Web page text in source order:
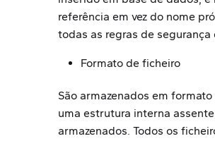
referência em vez do nome
todas as regras de
Formato de ficheiro
São armazenados em
uma estrutura interna
armazenados. Todos os